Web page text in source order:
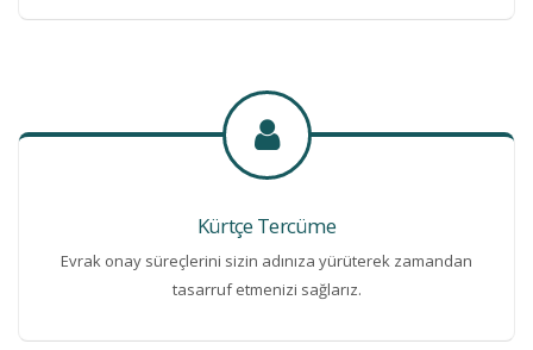
Kürtçe Tercüme
Evrak onay süreçlerini sizin adınıza yürüterek zamandan
tasarruf etmenizi sağlarız.